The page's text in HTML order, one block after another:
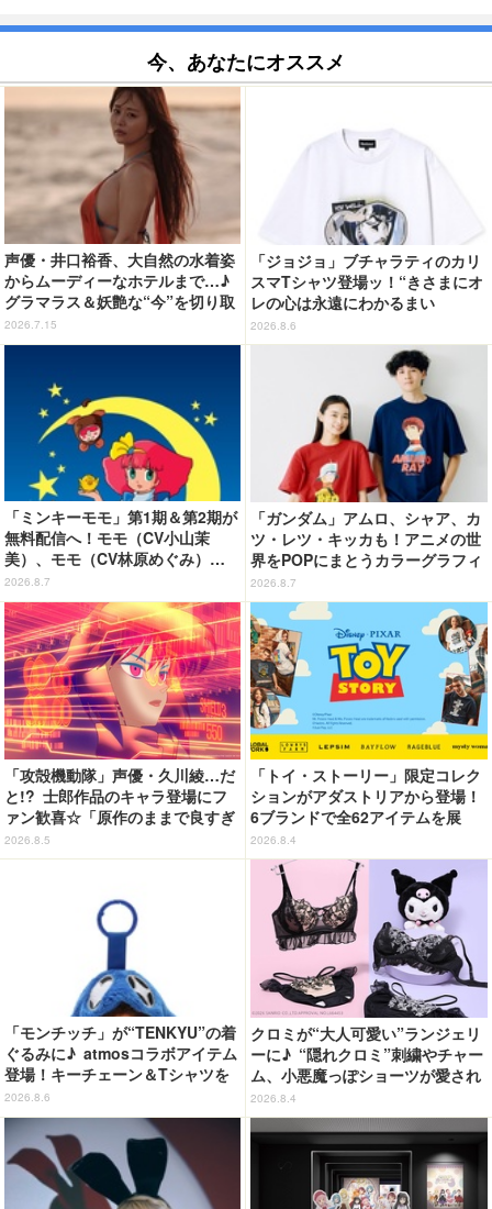
今、あなたにオススメ
声優・井口裕香、大自然の水着姿
からムーディーなホテルまで…♪
グラマラス＆妖艶な“今”を切り取
り！3冊目写真集が発売中
2026.7.15
「ジョジョ」ブチャラティのカリ
スマTシャツ登場ッ！“きさまにオ
レの心は永遠にわかるまい
ッ！”や感動のクライマックスを
デザイン
2026.8.6
「ミンキーモモ」第1期＆第2期が
無料配信へ！モモ（CV小山茉
美）、モモ（CV林原めぐみ）…
どちらも楽しめる☆【8月10日
～】
2026.8.7
「ガンダム」アムロ、シャア、カ
ツ・レツ・キッカも！アニメの世
界をPOPにまとうカラーグラフィ
ックTシャツが新登場
2026.8.7
「攻殻機動隊」声優・久川綾…だ
と!? 士郎作品のキャラ登場にフ
ァン歓喜☆「原作のままで良すぎ
るな」「脳の処理が追いつかない
よお」…第5話【ネタバレあり反
2026.8.5
「トイ・ストーリー」限定コレク
ションがアダストリアから登場！
6ブランドで全62アイテムを展
開 店舗で購入するとオリジナル
マグネットをプレゼント☆
2026.8.4
「モンチッチ」が“TENKYU”の着
ぐるみに♪ atmosコラボアイテム
登場！キーチェーン＆Tシャツを
展開
2026.8.6
クロミが“大人可愛い”ランジェリ
ーに♪ “隠れクロミ”刺繍やチャー
ム、小悪魔っぽショーツが愛され
度満点◎
2026.8.4